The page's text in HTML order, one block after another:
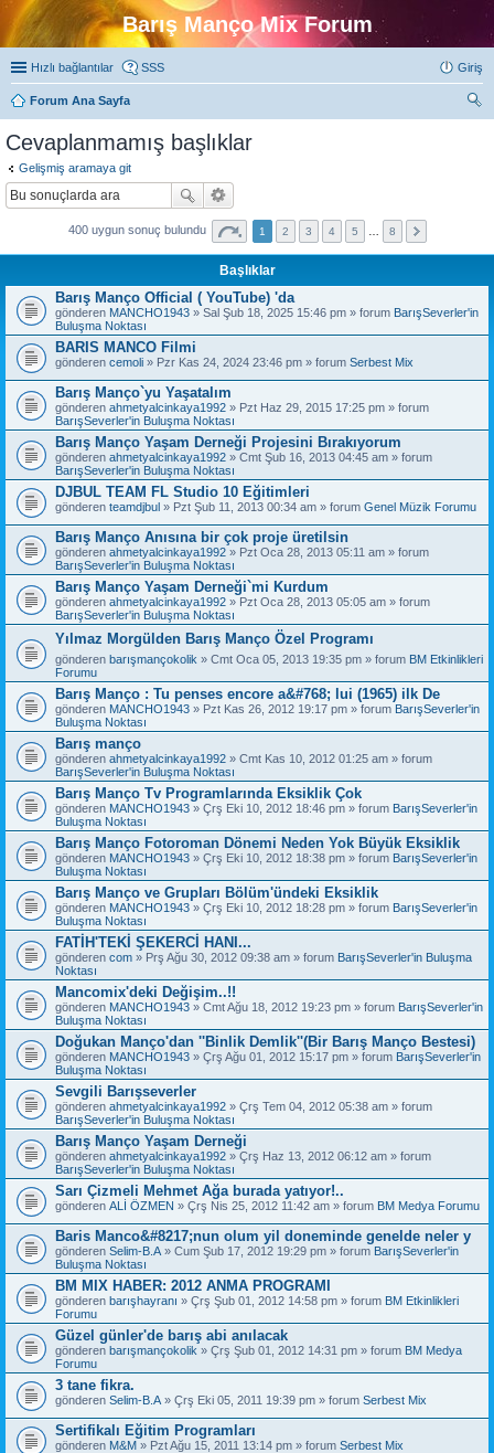
Barış Manço Mix Forum
Hızlı bağlantılar SSS Giriş
Forum Ana Sayfa
Cevaplanmamış başlıklar
Gelişmiş aramaya git
400 uygun sonuç bulundu 1 2 3 4 5 8
Başlıklar
Barış Manço Official ( YouTube) 'da
gönderen MANCHO1943 » Sal Şub 18, 2025 15:46 pm » forum BarışSeverler'in
Buluşma Noktası
BARIS MANCO Filmi
gönderen cemoli » Pzr Kas 24, 2024 23:46 pm » forum Serbest Mix
Barış Manço`yu Yaşatalım
gönderen ahmetyalcinkaya1992 » Pzt Haz 29, 2015 17:25 pm » forum
BarışSeverler'in Buluşma Noktası
Barış Manço Yaşam Derneği Projesini Bırakıyorum
gönderen ahmetyalcinkaya1992 » Cmt Şub 16, 2013 04:45 am » forum
BarışSeverler'in Buluşma Noktası
DJBUL TEAM FL Studio 10 Eğitimleri
gönderen teamdjbul » Pzt Şub 11, 2013 00:34 am » forum Genel Müzik Forumu
Barış Manço Anısına bir çok proje üretilsin
gönderen ahmetyalcinkaya1992 » Pzt Oca 28, 2013 05:11 am » forum
BarışSeverler'in Buluşma Noktası
Barış Manço Yaşam Derneği`mi Kurdum
gönderen ahmetyalcinkaya1992 » Pzt Oca 28, 2013 05:05 am » forum
BarışSeverler'in Buluşma Noktası
Yılmaz Morgülden Barış Manço Özel Programı
gönderen barışmançokolik » Cmt Oca 05, 2013 19:35 pm » forum BM Etkinlikleri
Forumu
Barış Manço : Tu penses encore a&#768; lui (1965) ilk De
gönderen MANCHO1943 » Pzt Kas 26, 2012 19:17 pm » forum BarışSeverler'in
Buluşma Noktası
Barış manço
gönderen ahmetyalcinkaya1992 » Cmt Kas 10, 2012 01:25 am » forum
BarışSeverler'in Buluşma Noktası
Barış Manço Tv Programlarında Eksiklik Çok
gönderen MANCHO1943 » Çrş Eki 10, 2012 18:46 pm » forum BarışSeverler'in
Buluşma Noktası
Barış Manço Fotoroman Dönemi Neden Yok Büyük Eksiklik
gönderen MANCHO1943 » Çrş Eki 10, 2012 18:38 pm » forum BarışSeverler'in
Buluşma Noktası
Barış Manço ve Grupları Bölüm'ündeki Eksiklik
gönderen MANCHO1943 » Çrş Eki 10, 2012 18:28 pm » forum BarışSeverler'in
Buluşma Noktası
FATİH'TEKİ ŞEKERCİ HANI...
gönderen com » Prş Ağu 30, 2012 09:38 am » forum BarışSeverler'in Buluşma
Noktası
Mancomix'deki Değişim..!!
gönderen MANCHO1943 » Cmt Ağu 18, 2012 19:23 pm » forum BarışSeverler'in
Buluşma Noktası
Doğukan Manço'dan ''Binlik Demlik''(Bir Barış Manço Bestesi)
gönderen MANCHO1943 » Çrş Ağu 01, 2012 15:17 pm » forum BarışSeverler'in
Buluşma Noktası
Sevgili Barışseverler
gönderen ahmetyalcinkaya1992 » Çrş Tem 04, 2012 05:38 am » forum
BarışSeverler'in Buluşma Noktası
Barış Manço Yaşam Derneği
gönderen ahmetyalcinkaya1992 » Çrş Haz 13, 2012 06:12 am » forum
BarışSeverler'in Buluşma Noktası
Sarı Çizmeli Mehmet Ağa burada yatıyor!..
gönderen ALİ ÖZMEN » Çrş Nis 25, 2012 11:42 am » forum BM Medya Forumu
Baris Manco&#8217;nun olum yil doneminde genelde neler y
gönderen Selim-B.A » Cum Şub 17, 2012 19:29 pm » forum BarışSeverler'in
Buluşma Noktası
BM MIX HABER: 2012 ANMA PROGRAMI
gönderen barışhayranı » Çrş Şub 01, 2012 14:58 pm » forum BM Etkinlikleri
Forumu
Güzel günler'de barış abi anılacak
gönderen barışmançokolik » Çrş Şub 01, 2012 14:31 pm » forum BM Medya
Forumu
3 tane fikra.
gönderen Selim-B.A » Çrş Eki 05, 2011 19:39 pm » forum Serbest Mix
Sertifikalı Eğitim Programları
gönderen M&M » Pzt Ağu 15, 2011 13:14 pm » forum Serbest Mix